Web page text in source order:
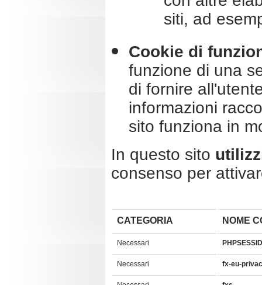
siti, ad
Cookie di
funzione di una
di fornire
informazioni
sito funziona in
In questo sito
consenso per
CATEGORIA NOME
Necessari PHPSESSID
Necessari fx-eu-